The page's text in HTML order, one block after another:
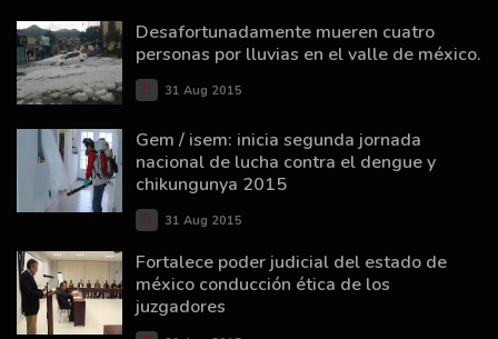
Desafortunadamente mueren cuatro
personas por lluvias en el valle de méxico.
31 Aug 2015
Gem / isem: inicia segunda jornada
nacional de lucha contra el dengue y
chikungunya 2015
31 Aug 2015
Fortalece poder judicial del estado de
méxico conducción ética de los
juzgadores